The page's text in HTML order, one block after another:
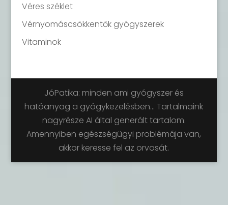
Véres széklet
Vérnyomáscsökkentők gyógyszerek
Vitaminok
JóPatika: minden ami gyógyszer és
hatóanyag a gyógykezelésben... Tartalmaink
nagyrésze AI által generált tartalom.
Amennyiben egészségügyi problémája van,
akkor keresse fel az orvosát.